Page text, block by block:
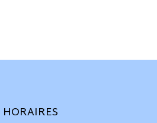
HORAIRES